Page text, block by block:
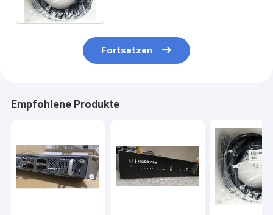
Fortsetzen
Empfohlene Produkte